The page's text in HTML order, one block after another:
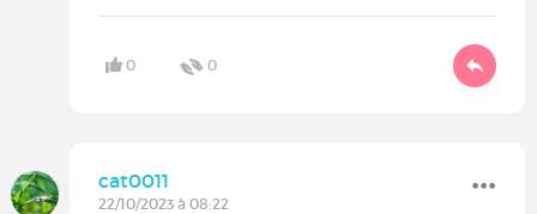
0 0
cat0011
22/10/2023 à 08:22